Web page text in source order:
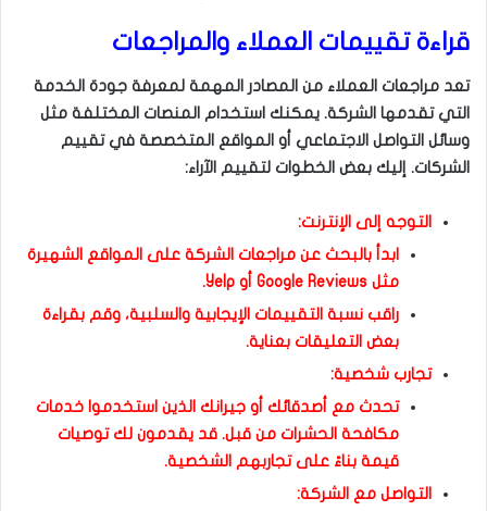
قراءة تقييمات العملاء والمراجعات
تعد مراجعات العملاء من المصادر المهمة لمعرفة جودة الخدمة
التي تقدمها الشركة. يمكنك استخدام المنصات المختلفة مثل
وسائل التواصل الاجتماعي أو المواقع المتخصصة في تقييم
الشركات. إليك بعض الخطوات لتقييم الآراء:
التوجه إلى الإنترنت:
ابدأ بالبحث عن مراجعات الشركة على المواقع الشهيرة
مثل Google Reviews أو Yelp.
راقب نسبة التقييمات الإيجابية والسلبية، وقم بقراءة
بعض التعليقات بعناية.
تجارب شخصية:
تحدث مع أصدقائك أو جيرانك الذين استخدموا خدمات
مكافحة الحشرات من قبل. قد يقدمون لك توصيات
قيمة بناءً على تجاربهم الشخصية.
التواصل مع الشركة: